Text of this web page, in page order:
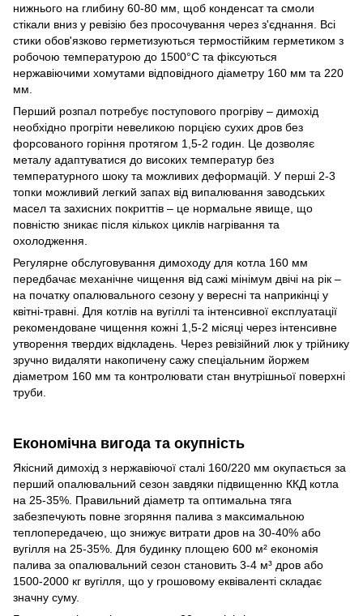
нижнього на глибину 60-80 мм, щоб конденсат та смоли
стікали вниз у ревізію без просочування через з'єднання. Всі
стики обов'язково герметизуються термостійким герметиком з
робочою температурою до 1500°C та фіксуються
нержавіючими хомутами відповідного діаметру 160 мм та 220
мм.
Перший розпал потребує поступового прогріву – димохід
необхідно прогріти невеликою порцією сухих дров без
форсованого горіння протягом 1,5-2 годин. Це дозволяє
металу адаптуватися до високих температур без
температурного шоку та можливих деформацій. У перші 2-3
топки можливий легкий запах від випалювання заводських
масел та захисних покриттів – це нормальне явище, що
повністю зникає після кількох циклів нагрівання та
охолодження.
Регулярне обслуговування димоходу для котла 160 мм
передбачає механічне чищення від сажі мінімум двічі на рік –
на початку опалювального сезону у вересні та наприкінці у
квітні-травні. Для котлів на вугіллі та інтенсивної експлуатації
рекомендоване чищення кожні 1,5-2 місяці через інтенсивне
утворення твердих відкладень. Через ревізійний люк у трійнику
зручно видаляти накопичену сажу спеціальним йоржем
діаметром 160 мм та контролювати стан внутрішньої поверхні
труби.
Економічна вигода та окупність
Якісний димохід з нержавіючої сталі 160/220 мм окупається за
перший опалювальний сезон завдяки підвищенню ККД котла
на 25-35%. Правильний діаметр та оптимальна тяга
забезпечують повне згоряння палива з максимальною
теплопередачею, що знижує витрати дров на 30-40% або
вугілля на 25-35%. Для будинку площею 600 м² економія
палива за опалювальний сезон становить 3-4 м³ дров або
1500-2000 кг вугілля, що у грошовому еквіваленті складає
значну суму.